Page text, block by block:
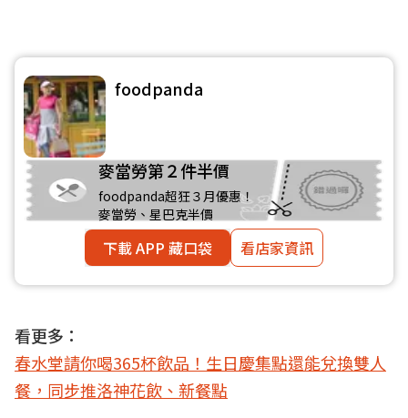
foodpanda
麥當勞第２件半價
foodpanda超狂３月優惠！
麥當勞、星巴克半價
下載 APP 藏口袋 看店家資訊
看更多：
春水堂請你喝365杯飲品！生日慶集點還能兌換雙人
餐，同步推洛神花飲、新餐點